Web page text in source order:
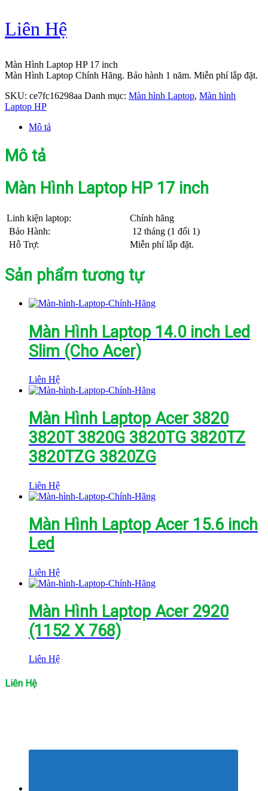
Liên Hệ
Màn Hình Laptop HP 17 inch
Màn Hình Laptop Chính Hãng. Bảo hành 1 năm. Miễn phí lắp đặt.
SKU: ce7fc16298aa Danh mục: Màn hình Laptop, Màn hình
Laptop HP
Mô tả
Mô tả
Màn Hình Laptop HP 17 inch
Linh kiện laptop:
Chính hãng
Bảo Hành:
12 tháng (1 đổi 1)
Hỗ Trợ:
Miễn phí lắp đặt.
Sản phẩm tương tự
Màn Hình Laptop 14.0 inch Led
Slim (Cho Acer)
Liên Hệ
Màn Hình Laptop Acer 3820
3820T 3820G 3820TG 3820TZ
3820TZG 3820ZG
Liên Hệ
Màn Hình Laptop Acer 15.6 inch
Led
Liên Hệ
Màn Hình Laptop Acer 2920
(1152 X 768)
Liên Hệ
Liên Hệ